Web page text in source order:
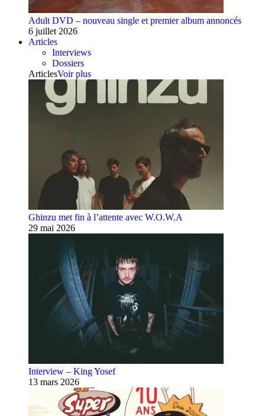
Adult DVD – nouveau single et premier album annoncés
6 juillet 2026
Articles
Interviews
Dossiers
ArticlesVoir plus
Ghinzu met fin à l’attente avec W.O.W.A
29 mai 2026
Interview – King Yosef
13 mars 2026